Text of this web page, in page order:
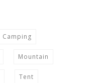
Camping
Mountain
Tent